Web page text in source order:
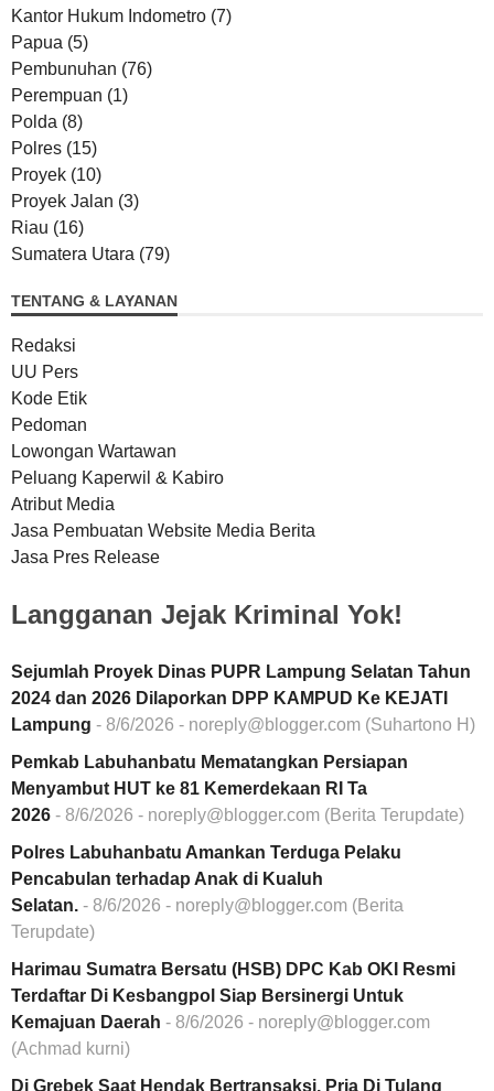
Kantor Hukum Indometro (7)
Papua (5)
Pembunuhan (76)
Perempuan (1)
Polda (8)
Polres (15)
Proyek (10)
Proyek Jalan (3)
Riau (16)
Sumatera Utara (79)
TENTANG & LAYANAN
Redaksi
UU Pers
Kode Etik
Pedoman
Lowongan Wartawan
Peluang Kaperwil & Kabiro
Atribut Media
Jasa Pembuatan Website Media Berita
Jasa Pres Release
Langganan Jejak Kriminal Yok!
Sejumlah Proyek Dinas PUPR Lampung Selatan Tahun
2024 dan 2026 Dilaporkan DPP KAMPUD Ke KEJATI
Lampung - 8/6/2026 - noreply@blogger.com (Suhartono H)
Pemkab Labuhanbatu Mematangkan Persiapan
Menyambut HUT ke 81 Kemerdekaan RI Ta
2026 - 8/6/2026 - noreply@blogger.com (Berita Terupdate)
Polres Labuhanbatu Amankan Terduga Pelaku
Pencabulan terhadap Anak di Kualuh
Selatan. - 8/6/2026 - noreply@blogger.com (Berita
Terupdate)
Harimau Sumatra Bersatu (HSB) DPC Kab OKI Resmi
Terdaftar Di Kesbangpol Siap Bersinergi Untuk
Kemajuan Daerah - 8/6/2026 - noreply@blogger.com
(Achmad kurni)
Di Grebek Saat Hendak Bertransaksi, Pria Di Tulang